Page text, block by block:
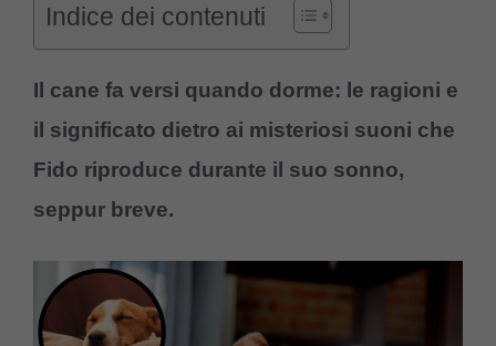
Indice dei contenuti
Il cane fa versi quando dorme: le ragioni e
il significato dietro ai misteriosi suoni che
Fido riproduce durante il suo sonno,
seppur breve.